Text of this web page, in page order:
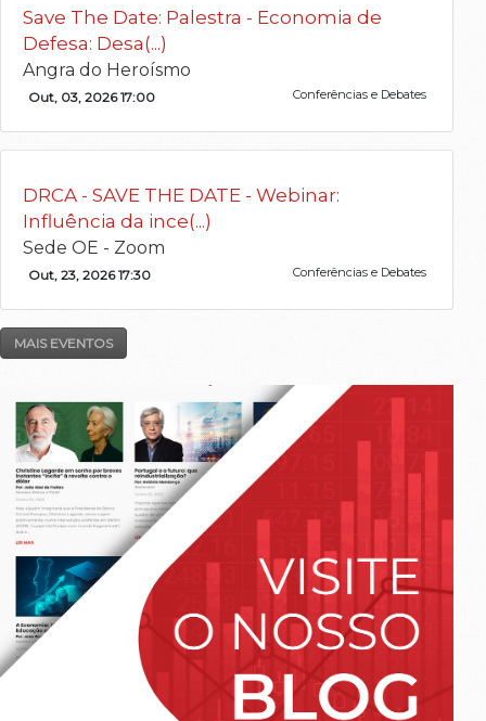
Save The Date: Palestra - Economia de
Defesa: Desa(...)
Angra do Heroísmo
Out, 03, 2026 17:00 Conferências e Debates
DRCA - SAVE THE DATE - Webinar:
Influência da ince(...)
Sede OE - Zoom
Out, 23, 2026 17:30 Conferências e Debates
MAIS EVENTOS